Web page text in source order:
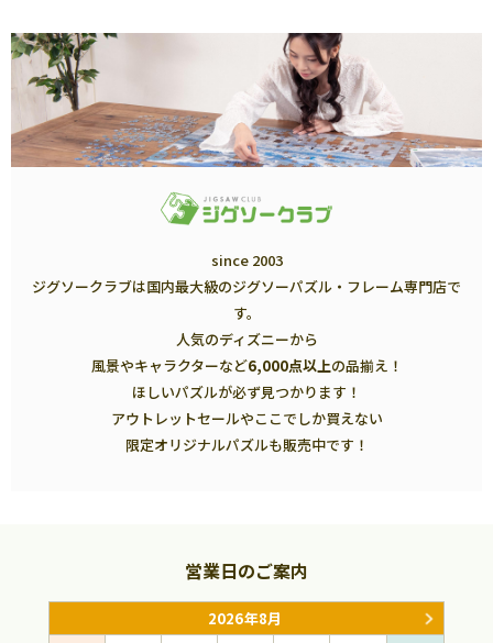
since 2003
ジグソークラブは国内最大級のジグソーパズル・フレーム専門店で
す。
人気のディズニーから
風景やキャラクターなど6,000点以上の品揃え！
ほしいパズルが必ず見つかります！
アウトレットセールやここでしか買えない
限定オリジナルパズルも販売中です！
営業日のご案内
2026年8月